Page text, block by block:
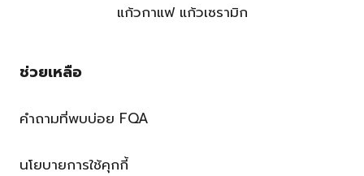
แก้วกาแฟ แก้วเซรามิก
ช่วยเหลือ
คำถามที่พบบ่อย FQA
นโยบายการใช้คุกกี้